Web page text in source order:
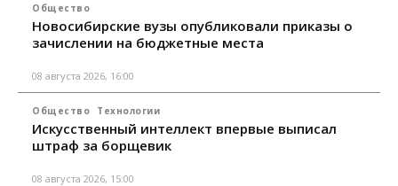
Общество
Новосибирские вузы опубликовали приказы о
зачислении на бюджетные места
08 августа 2026, 16:00
Общество Технологии
Искусственный интеллект впервые выписал
штраф за борщевик
08 августа 2026, 15:00